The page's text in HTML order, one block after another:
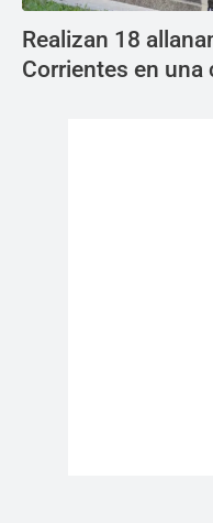
Realizan 18
Corrientes en una